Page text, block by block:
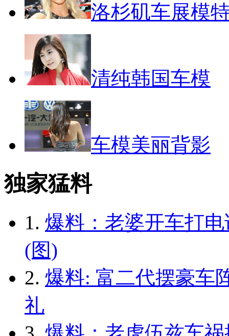
洛杉矶车展模
清纯韩国车模
车模美丽背影
独家猛料
1. 爆料：老婆开车打
(图)
2. 爆料: 富二代摆豪车
礼